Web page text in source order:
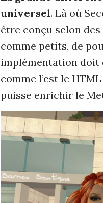
universel. Là où
être conçu selon
comme petits, de
implémentation doit
comme l’est le
puisse enrichir le